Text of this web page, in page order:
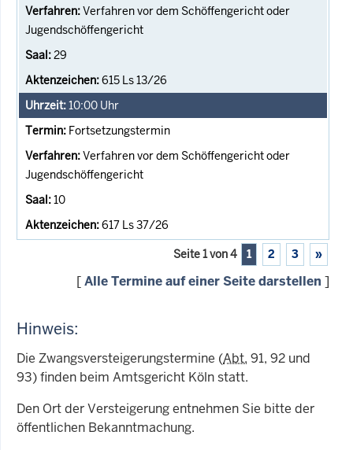
Verfahren vor dem Schöffengericht oder
Jugendschöffengericht
29
615 Ls 13/26
10:00 Uhr
Fortsetzungstermin
Verfahren vor dem Schöffengericht oder
Jugendschöffengericht
10
617 Ls 37/26
Seite 1 von 4 1 2 3 »
[Alle Termine auf einer Seite darstellen ]
Hinweis:
Die Zwangsversteigerungstermine (Abt. 91, 92 und
93) finden beim Amtsgericht Köln statt.
Den Ort der Versteigerung entnehmen Sie bitte der
öffentlichen Bekanntmachung.